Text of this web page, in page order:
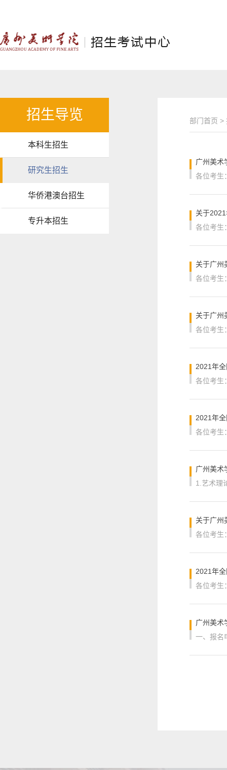
招生导览
本科生招生
研究生招生
华侨港澳台招生
专升本招生
部门首页 >
广州美术
关于
关于广州
关于广州
2021年
2021年
广州美术
关于广州
2021年
广州美术